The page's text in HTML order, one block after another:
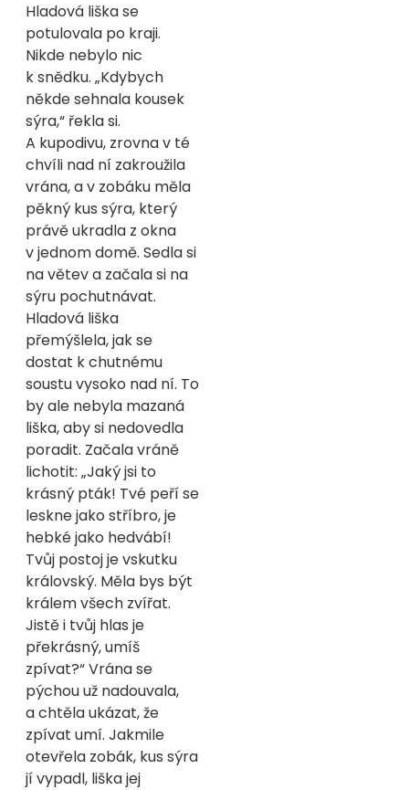
Hladová liška se
potulovala po kraji.
Nikde nebylo nic
k snědku. „Kdybych
někde sehnala kousek
sýra,“ řekla si.
A kupodivu, zrovna v té
chvíli nad ní zakroužila
vrána, a v zobáku měla
pěkný kus sýra, který
právě ukradla z okna
v jednom domě. Sedla si
na větev a začala si na
sýru pochutnávat.
Hladová liška
přemýšlela, jak se
dostat k chutnému
soustu vysoko nad ní. To
by ale nebyla mazaná
liška, aby si nedovedla
poradit. Začala vráně
lichotit: „Jaký jsi to
krásný pták! Tvé peří se
leskne jako stříbro, je
hebké jako hedvábí!
Tvůj postoj je vskutku
královský. Měla bys být
králem všech zvířat.
Jistě i tvůj hlas je
překrásný, umíš
zpívat?“ Vrána se
pýchou už nadouvala,
a chtěla ukázat, že
zpívat umí. Jakmile
otevřela zobák, kus sýra
jí vypadl, liška jej